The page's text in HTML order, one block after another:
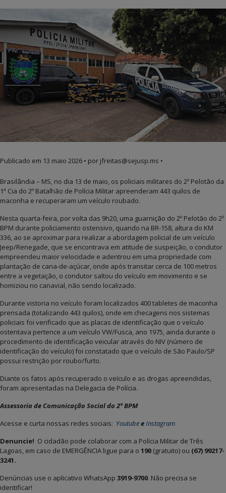
Publicado em 13 maio 2026 • por jfreitas@sejusp.ms •
Brasilândia – MS, no dia 13 de maio, os policiais militares do 2º Pelotão da
1ª Cia do 2º Batalhão de Polícia Militar apreenderam 443 quilos de
maconha e recuperaram um veículo roubado.
Nesta quarta-feira, por volta das 9h20, uma guarnição do 2º Pelotão do 2º
BPM durante policiamento ostensivo, quando na BR-158, altura do KM
336, ao se aproximar para realizar a abordagem policial de um veículo
Jeep/Renegade, que se encontrava em atitude de suspeição, o condutor
empreendeu maior velocidade e adentrou em uma propriedade com
plantação de cana-de-açúcar, onde após transitar cerca de 100 metros
entre a vegetação, o condutor saltou do veículo em movimento e se
homiziou no canavial, não sendo localizado.
Durante vistoria no veículo foram localizados 400 tabletes de maconha
prensada (totalizando 443 quilos), onde em checagens nos sistemas
policiais foi verificado que as placas de identificação que o veículo
ostentava pertence a um veículo VW/Fusca, ano 1975, ainda durante o
procedimento de identificação veicular através do NIV (número de
identificação do veículo) foi constatado que o veículo de São Paulo/SP
possui restrição por roubo/furto.
Diante os fatos após recuperado o veículo e as drogas apreendidas,
foram apresentadas na Delegacia de Polícia.
Assessoria de Comunicação Social do 2º BPM
Acesse e curta nossas redes sociais: YoutubeeInstagram
Denuncie! O cidadão pode colaborar com a Polícia Militar de Três
Lagoas, em caso de EMERGÊNCIA ligue para o 190 (gratuito) ou (67) 99217-
3241.
Denúncias use o aplicativo WhatsApp 3919-9700. Não precisa se
identificar!